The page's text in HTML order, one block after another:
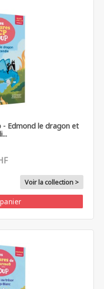
- Edmond le dragon et
Voir la collection >